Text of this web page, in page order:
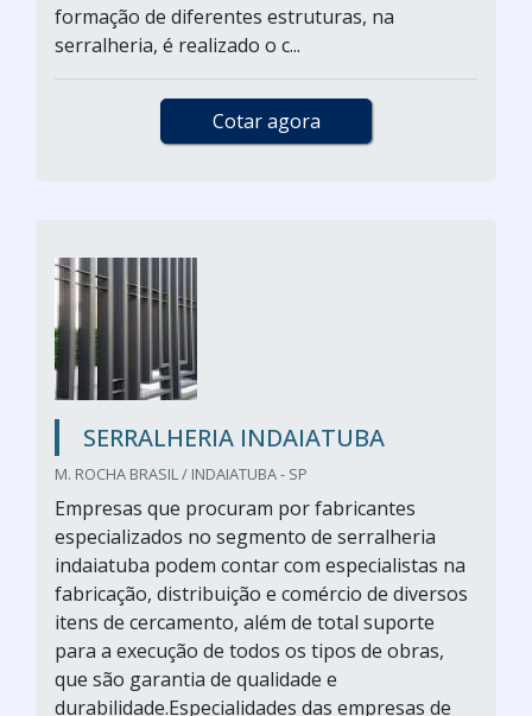
formação de diferentes estruturas, na
serralheria, é realizado o c...
Cotar agora
SERRALHERIA INDAIATUBA
M. ROCHA BRASIL / INDAIATUBA - SP
Empresas que procuram por fabricantes
especializados no segmento de serralheria
indaiatuba podem contar com especialistas na
fabricação, distribuição e comércio de diversos
itens de cercamento, além de total suporte
para a execução de todos os tipos de obras,
que são garantia de qualidade e
durabilidade.Especialidades das empresas de